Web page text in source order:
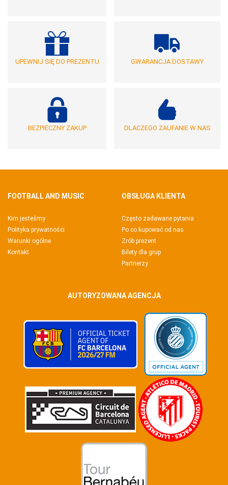
UPEWNIJ SIĘ DO PREZENTU GWARANCJA DOSTAWY
BEZPIECZNY ZAKUP DLACZEGO ZAUFANIE W NAS
FOOTBALL AND MUSIC
Kim jesteśmy
Polityka prywatności
Warunki ogólne
Kontakt
OBSŁUGA KLIENTA
Często zadawane pytania
Po co kupować od nas
Zrób prezent
Bilety dla grup
Partnerzy
AUTORYZOWANA AGENCJA